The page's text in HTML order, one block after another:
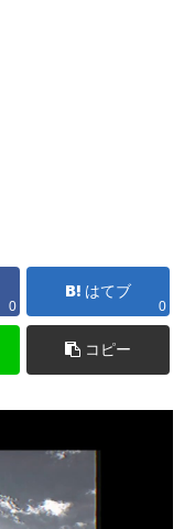
0
はてブ
0
コピー